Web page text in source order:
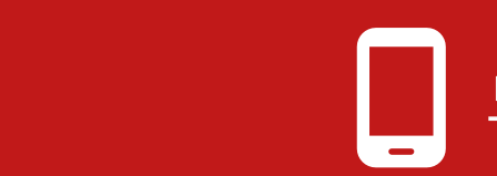
phone_android